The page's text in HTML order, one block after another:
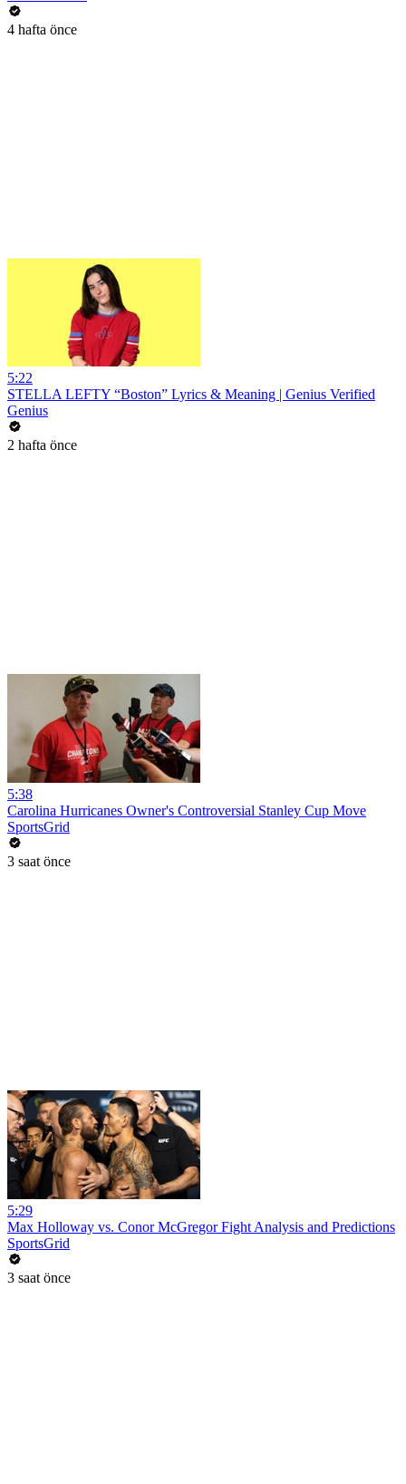
4 hafta önce
5:22
STELLA LEFTY “Boston” Lyrics & Meaning | Genius Verified
Genius
2 hafta önce
5:38
Carolina Hurricanes Owner's Controversial Stanley Cup Move
SportsGrid
3 saat önce
5:29
Max Holloway vs. Conor McGregor Fight Analysis and Predictions
SportsGrid
3 saat önce